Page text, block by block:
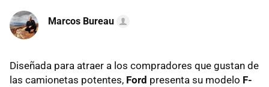
Marcos Bureau
Diseñada para atraer a los compradores que gustan de
las camionetas potentes, Ford presenta su modelo F-